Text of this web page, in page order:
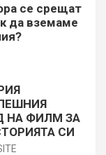
се срещат
да вземаме
НА ФИЛМ ЗА
СИ